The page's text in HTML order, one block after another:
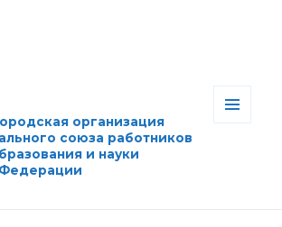
организация
союза работников
и науки